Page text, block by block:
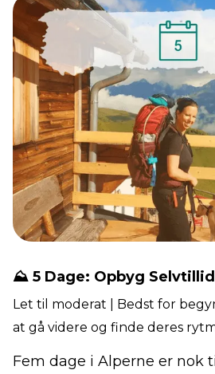
⛰️ 5 Dage: Opbyg
Let til moderat | Bedst for
at gå videre og finde deres
Fem dage i Alperne er nok